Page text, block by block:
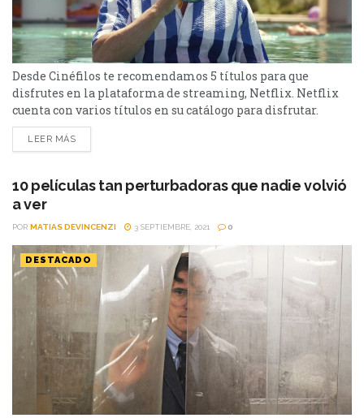
Desde Cinéfilos te recomendamos 5 títulos para que
disfrutes en la plataforma de streaming, Netflix. Netflix
cuenta con varios títulos en su catálogo para disfrutar.
Desde Cinéfilos te recomendamos 5 para que puedas mirar
en estos días. Desde estrenos actuales hasta clásicos, todas
Diablo se encuentra disponible en Netflix. La producción
de Ari Aster,...
LEER MÁS
10 películas tan perturbadoras que nadie volvió
a ver
POR MATIAS DEVINCENZI 3 SEPTIEMBRE, 2021 0
DESTACADO